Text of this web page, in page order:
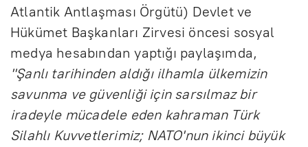
Atlantik Antlaşması Örgütü) Devlet ve
Hükümet Başkanları Zirvesi öncesi sosyal
medya hesabından yaptığı paylaşımda,
"Şanlı tarihinden aldığı ilhamla ülkemizin
savunma ve güvenliği için sarsılmaz bir
iradeyle mücadele eden kahraman Türk
Silahlı Kuvvetlerimiz; NATO'nun ikinci büyük